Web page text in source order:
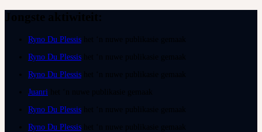
Ryno Du Plessis
Ryno Du Plessis
Ryno Du Plessis
Juanri
Ryno Du Plessis
Ryno Du Plessis